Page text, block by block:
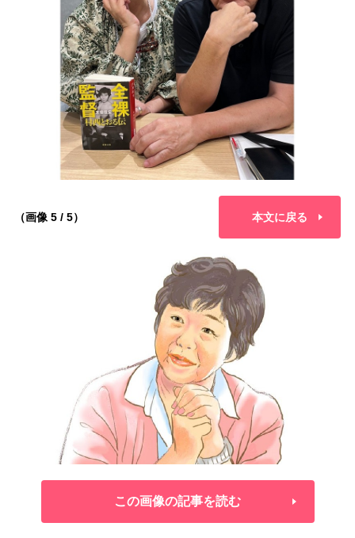
（画像 5 / 5） 本文に戻る
この画像の記事を読む